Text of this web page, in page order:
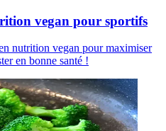
vegan pour sportifs
nutrition vegan pour maximiser
en bonne santé !